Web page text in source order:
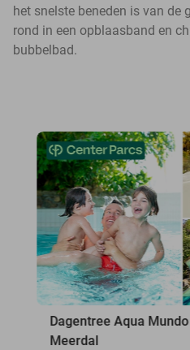
het snelste beneden is van de
rond in een opblaasband en
bubbelbad.
Dagentree Aqua
Meerdal